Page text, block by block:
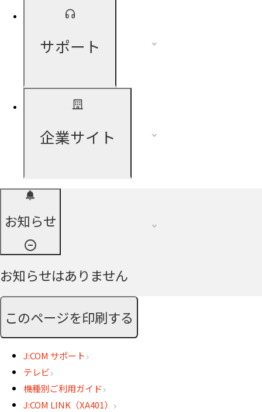
サポート
企業サイト
お知らせ
お知らせはありません
このページを印刷する
J:COM サポート
テレビ
機種別ご利用ガイド
J:COM LINK（XA401）